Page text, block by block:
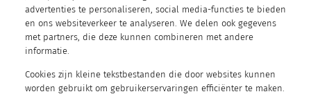
advertenties te personaliseren, social media-functies te bieden
en ons websiteverkeer te analyseren. We delen ook gegevens
met partners, die deze kunnen combineren met andere
informatie.
Cookies zijn kleine tekstbestanden die door websites kunnen
worden gebruikt om gebruikerservaringen efficiënter te maken.